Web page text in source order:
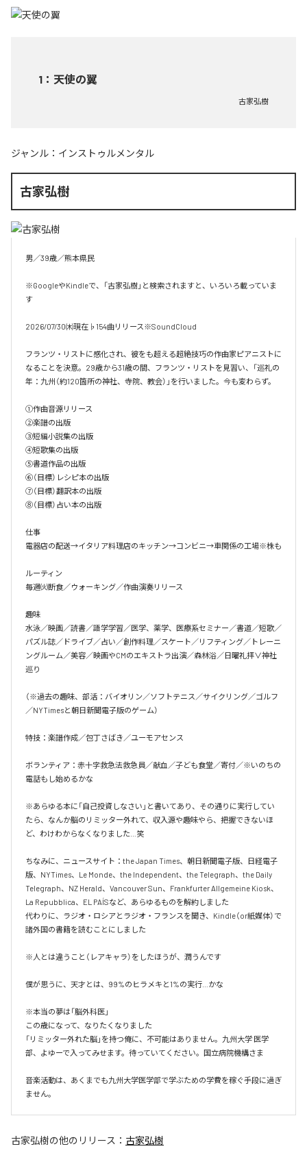
1 ： 天使の翼
古家弘樹
ジャンル： インストゥルメンタル
古家弘樹
男／39歳／熊本県民
※GoogleやKindleで、「古家弘樹」と検索されますと、いろいろ載っていま
す
2026/07/30㈭現在♭154曲リリース※SoundCloud
フランツ・リストに感化され、彼をも超える超絶技巧の作曲家ピアニストに
なることを決意。29歳から31歳の間、フランツ・リストを見習い、「巡礼の
年：九州（約120箇所の神社、寺院、教会）」を行いました。今も変わらず。
①作曲音源リリース
②楽譜の出版
③短編小説集の出版
④短歌集の出版
⑤書道作品の出版
⑥（目標）レシピ本の出版
⑦（目標）翻訳本の出版
⑧（目標）占い本の出版
仕事
電器店の配送→イタリア料理店のキッチン→コンビニ→車関係の工場※株も
ルーティン
毎週㈫断食／ウォーキング／作曲演奏リリース
趣味
水泳／映画／読書／語学学習／医学、薬学、医療系セミナー／書道／短歌／
パズル誌／ドライブ／占い／創作料理／スケート／リフティング／トレーニ
ングルーム／美容／映画やCMのエキストラ出演／森林浴／日曜礼拝∨神社
巡り
（※過去の趣味、部活：バイオリン／ソフトテニス／サイクリング／ゴルフ
／NYTimesと朝日新聞電子版のゲーム）
特技：楽譜作成／包丁さばき／ユーモアセンス
ボランティア：赤十字救急法救急員／献血／子ども食堂／寄付／※いのちの
電話もし始めるかな
※あらゆる本に「自己投資しなさい」と書いてあり、その通りに実行してい
たら、なんか脳のリミッター外れて、収入源や趣味やら、把握できないほ
ど、わけわからなくなりました…笑
ちなみに、ニュースサイト：the Japan Times、朝日新聞電子版、日経電子
版、NYTimes、Le Monde、the Independent、the Telegraph、the Daily
Telegraph、NZ Herald、Vancouver Sun、Frankfurter Allgemeine Kiosk、
La Repubblica、EL PAÍSなど、あらゆるものを解約しました
代わりに、ラジオ・ロシアとラジオ・フランスを聞き、Kindle（or紙媒体）で
諸外国の書籍を読むことにしました
※人とは違うこと（レアキャラ）をしたほうが、潤うんです
僕が思うに、天才とは、99%のヒラメキと1%の実行…かな
※本当の夢は「脳外科医」
この歳になって、なりたくなりました
「リミッター外れた脳」を持つ俺に、不可能はありません。九州大学 医学
部、よゆーで入ってみせます。待っていてください。国立病院機構さま
音楽活動は、あくまでも九州大学医学部で学ぶための学費を稼ぐ手段に過ぎ
ません。
古家弘樹の他のリリース： 古家弘樹